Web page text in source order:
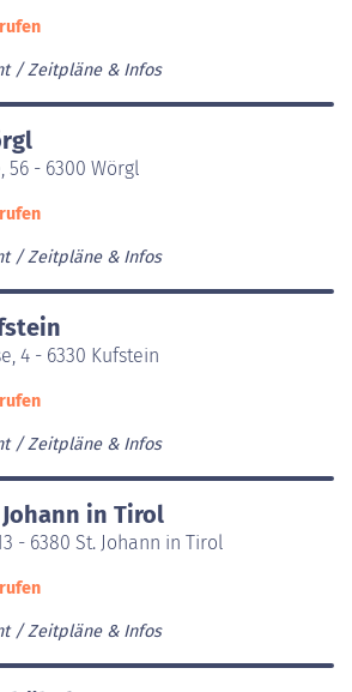
Zeitpläne & Infos
56 - 6300 Wörgl
Zeitpläne & Infos
4 - 6330 Kufstein
Zeitpläne & Infos
in Tirol
- 6380 St. Johann in Tirol
Zeitpläne & Infos